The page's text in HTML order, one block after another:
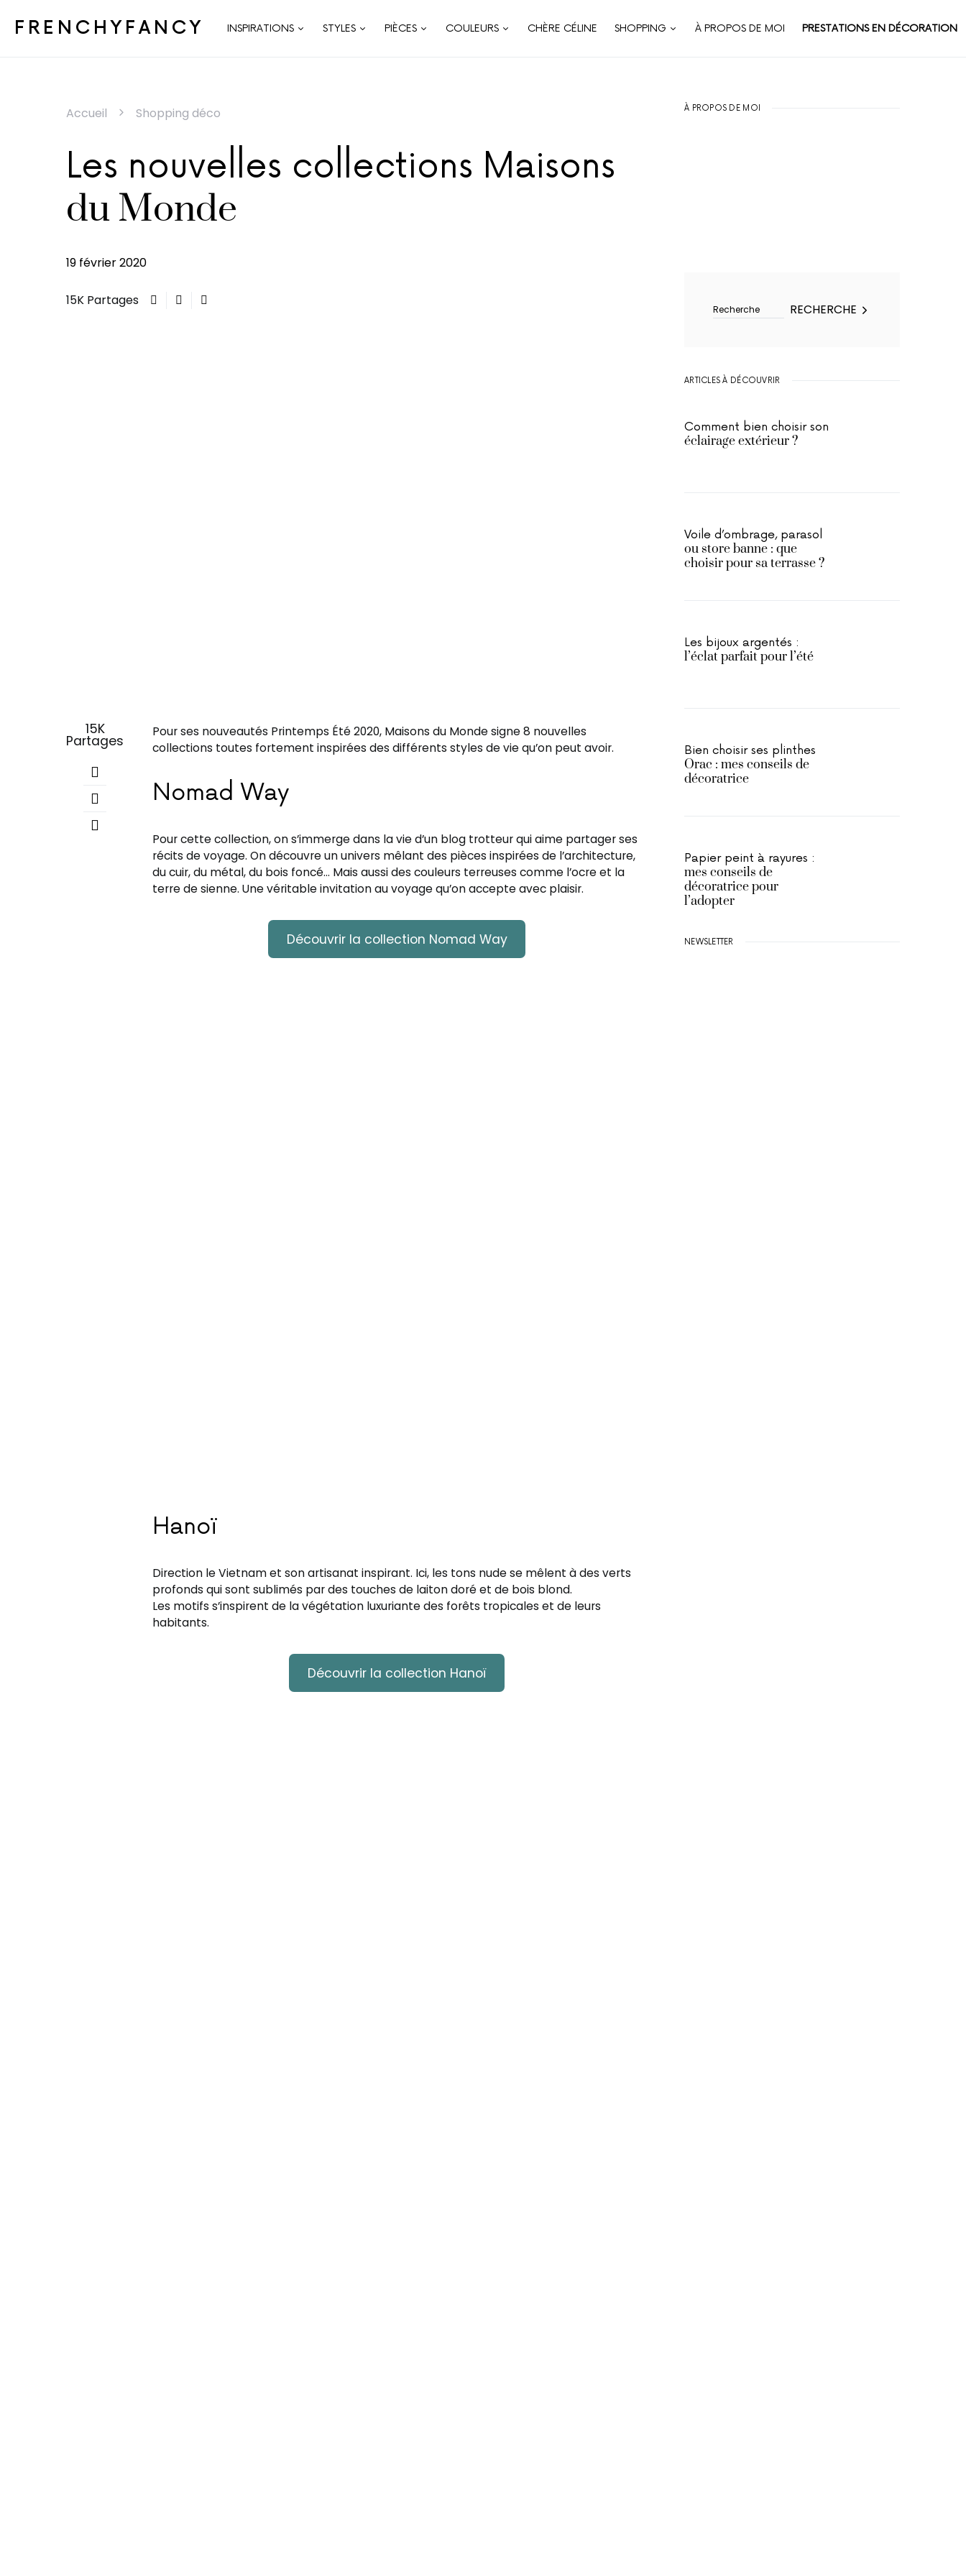
FRENCHYFANCY INSPIRATIONS STYLES PIÈCES COULEURS CHÈRE CÉLINE SHOPPING À PROPOS DE MOI PRESTATIONS EN DÉCORATION
Accueil Shopping déco
Les nouvelles collections Maisons
du Monde
19 février 2020
15K Partages
15K
Partages
Pour ses nouveautés Printemps Été 2020, Maisons du Monde signe 8 nouvelles
collections toutes fortement inspirées des différents styles de vie qu’on peut avoir.
Nomad Way
Pour cette collection, on s’immerge dans la vie d’un blog trotteur qui aime partager ses
récits de voyage. On découvre un univers mêlant des pièces inspirées de l’architecture,
du cuir, du métal, du bois foncé… Mais aussi des couleurs terreuses comme l’ocre et la
terre de sienne. Une véritable invitation au voyage qu’on accepte avec plaisir.
Découvrir la collection Nomad Way
Hanoï
Direction le Vietnam et son artisanat inspirant. Ici, les tons nude se mêlent à des verts
profonds qui sont sublimés par des touches de laiton doré et de bois blond.
Les motifs s’inspirent de la végétation luxuriante des forêts tropicales et de leurs
habitants.
Découvrir la collection Hanoï
À PROPOS DE MOI
RECHERCHE
ARTICLES À DÉCOUVRIR
Comment bien choisir son
éclairage extérieur ?
Voile d’ombrage, parasol
ou store banne : que
choisir pour sa terrasse ?
Les bijoux argentés :
l’éclat parfait pour l’été
Bien choisir ses plinthes
Orac : mes conseils de
décoratrice
Papier peint à rayures :
mes conseils de
décoratrice pour
l’adopter
NEWSLETTER